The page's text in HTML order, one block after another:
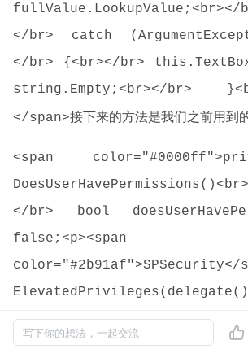
</br> catch
</br> {<br></br>
string.Empty;<br></br>
</span>接下来的方法是我们之前用到
<span
</br> bool
false;<p><span
color="#2b91af">SPSecurity</
</br> {<br></
写下你的想法，一起交流 